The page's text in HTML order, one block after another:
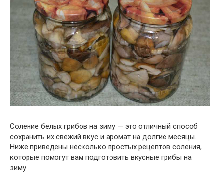
Соление белых грибов на зиму — это отличный способ
сохранить их свежий вкус и аромат на долгие месяцы.
Ниже приведены несколько простых рецептов соления,
которые помогут вам подготовить вкусные грибы на
зиму.